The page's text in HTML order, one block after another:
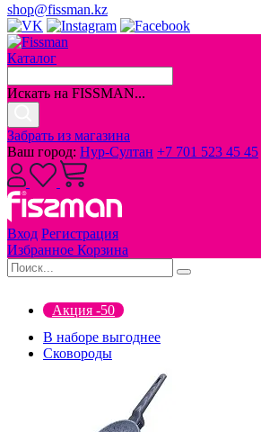
shop@fissman.kz
Каталог
Искать на FISSMAN...
Забрать из магазина
Ваш город: Нур-Султан +7 701 523 45 45
Вход Регистрация
Избранное Корзина
Акция -50
В наборе выгоднее
Сковороды